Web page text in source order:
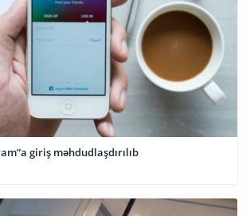
giriş məhdudlaşdırılıb